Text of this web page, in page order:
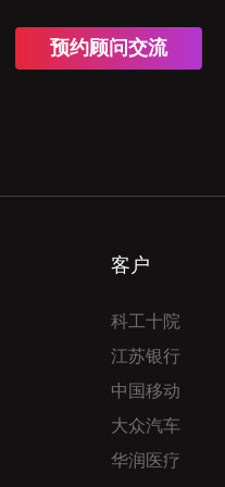
预约顾问交流
客户
科工十院
江苏银行
中国移动
大众汽车
华润医疗